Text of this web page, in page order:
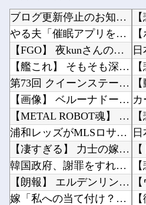
ブログ更新停止のお知らせ
やる夫「催眠アプリを手に入れたんだけど……これ必要だった？」 第29話
【FGO】 夜kunさんのモルガンイラスト！！ 蝶の羽好きです！
【艦これ】 そもそも深海ってなんか悪いことしたの
第73回 クイーンステークス(GⅢ).第25回 アイビスサマーダッシュ(GⅢ)
【画像】 ベルーナドームの温度を測定した結果ｗｗｗ
【METAL ROBOT魂】 ズゴック SEED FRREDOM ver明日予約開始！！キ...
浦和レッズがMLSロサンゼルス・ギャラクシーのDF山根視来を獲得へ 曺貴裁監督の湘南時代の...
【凄すぎる】 力士の嫁に美人が多い理由→「これ」だったｗｗｗｗｗｗｗ
韓国政府、謝罪をすれば賠償を放棄する案を日本側に提示するも拒否される＝韓国の反応
【朗報】 エルデンリングマグネットきたあああああ
嫁「私への当て付け？自宅で料理する人も料理上手な人も大っっ嫌い！」嫁が料理嫌いで育児大変だ...